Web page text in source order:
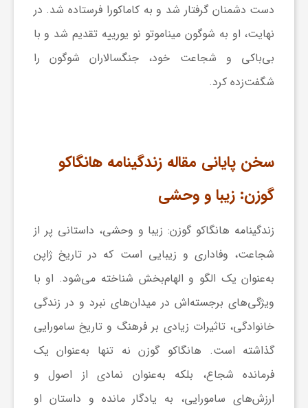
دست دشمنان گرفتار شد و به کاماکورا فرستاده شد. در
نهایت، او به شوگون میناموتو نو یورییه تقدیم شد و با
بی‌باکی و شجاعت خود، جنگسالاران شوگون را
شگفت‌زده کرد.
سخن پایانی مقاله زندگینامه هانگاکو
گوزن: زیبا و وحشی
زندگینامه هانگاکو گوزن: زیبا و وحشی، داستانی پر از
شجاعت، وفاداری و زیبایی است که در تاریخ ژاپن
به‌عنوان یک الگو و الهام‌بخش شناخته می‌شود. او با
ویژگی‌های برجسته‌اش در میدان‌های نبرد و در زندگی
خانوادگی، تاثیرات زیادی بر فرهنگ و تاریخ سامورایی
گذاشته است. هانگاکو گوزن نه تنها به‌عنوان یک
فرمانده شجاع، بلکه به‌عنوان نمادی از اصول و
ارزش‌های سامورایی، به یادگار مانده و داستان او